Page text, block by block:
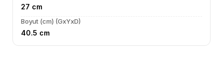
27 cm
Boyut (cm) (GxYxD)
40.5 cm